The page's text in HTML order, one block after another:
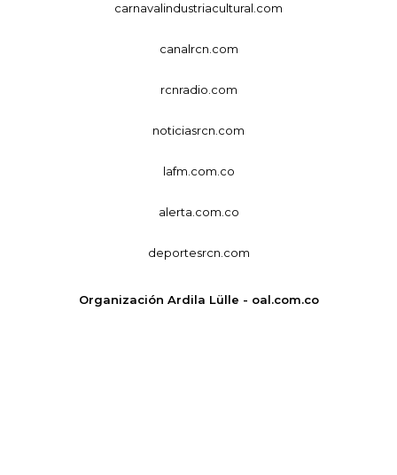
carnavalindustriacultural.com
canalrcn.com
rcnradio.com
noticiasrcn.com
lafm.com.co
alerta.com.co
deportesrcn.com
Organización Ardila Lülle - oal.com.co